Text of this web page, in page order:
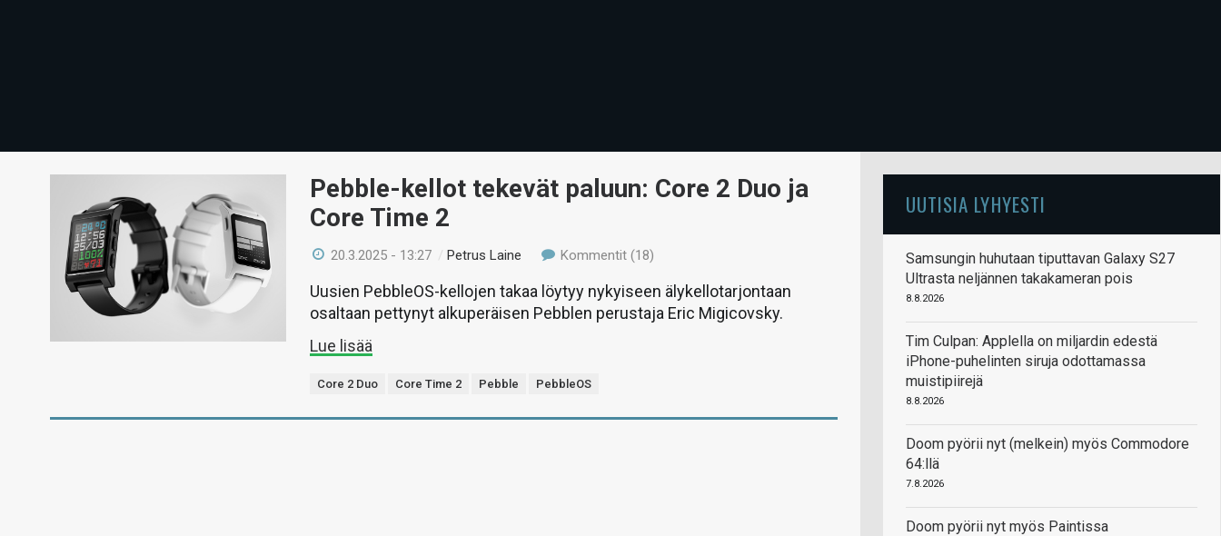
Pebble-kellot tekevät paluun: Core 2 Duo ja
Core Time 2
20.3.2025 - 13:27 /Petrus Laine Kommentit (18)
Uusien PebbleOS-kellojen takaa löytyy nykyiseen älykellotarjontaan
osaltaan pettynyt alkuperäisen Pebblen perustaja Eric Migicovsky.
Lue lisää
Core 2 Duo Core Time 2 Pebble PebbleOS
UUTISIA LYHYESTI
Samsungin huhutaan tiputtavan Galaxy S27
Ultrasta neljännen takakameran pois
8.8.2026
Tim Culpan: Applella on miljardin edestä
iPhone-puhelinten siruja odottamassa
muistipiirejä
8.8.2026
Doom pyörii nyt (melkein) myös Commodore
64:llä
7.8.2026
Doom pyörii nyt myös Paintissa